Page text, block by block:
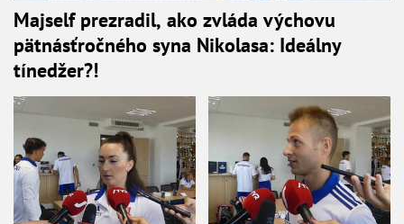
Majself prezradil, ako zvláda výchovu
pätnásťročného syna Nikolasa: Ideálny
tínedžer?!